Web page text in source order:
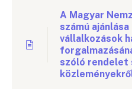
A Magyar
számú
vállalkozások
szóló rendelet